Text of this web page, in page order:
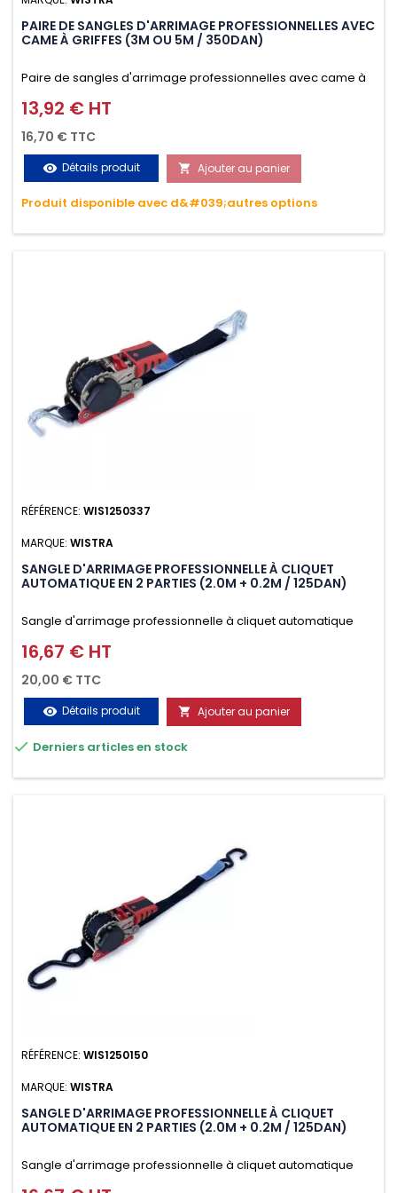
PAIRE DE SANGLES D'ARRIMAGE PROFESSIONNELLES AVEC
CAME À GRIFFES (3M OU 5M / 350DAN)
Paire de sangles d'arrimage professionnelles avec came à
griffes (3M ou 5M / 350daN), simple et rapide d'utilisation.
Permet d'arrimer et de sécuriser vos chargements pendant
le transport. Matière polyester très résistante aux UV et aux
variations de températures, n'absorbe pas l'eau.
Prix
13,92 € HT
16,70 € TTC
visibility Détails produit  Ajouter au panier
Produit disponible avec d&#039;autres options
RÉFÉRENCE: WIS1250337
MARQUE: WISTRA
SANGLE D'ARRIMAGE PROFESSIONNELLE À CLIQUET
AUTOMATIQUE EN 2 PARTIES (2.0M + 0.2M / 125DAN)
Sangle d'arrimage professionnelle à cliquet automatique
avec crochet deux doigts soudés en J en 2 parties (2.0M +
0.2M / 125daN), simple et rapide d'utilisation. Permet
d'arrimer et de sécuriser vos chargements pendant le
transport. Matière polyester très résistante aux UV et aux
variations de températures, n'absorbe pas l'eau.
Prix
16,67 € HT
20,00 € TTC
visibility Détails produit  Ajouter au panier
 Derniers articles en stock
RÉFÉRENCE: WIS1250150
MARQUE: WISTRA
SANGLE D'ARRIMAGE PROFESSIONNELLE À CLIQUET
AUTOMATIQUE EN 2 PARTIES (2.0M + 0.2M / 125DAN)
Sangle d'arrimage professionnelle à cliquet automatique